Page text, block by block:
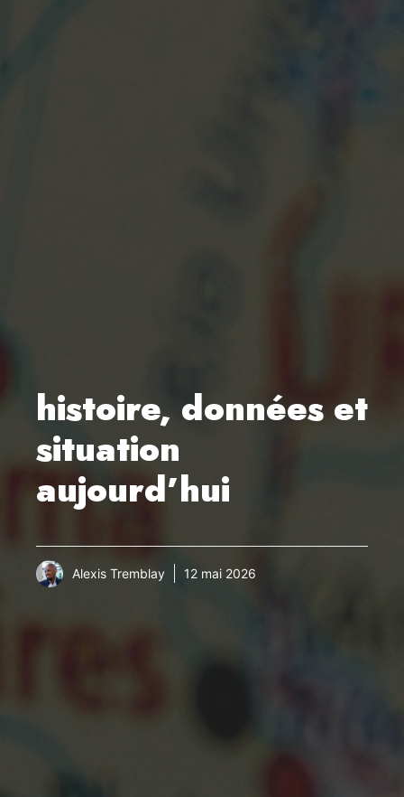
histoire, données et
situation
aujourd’hui
Alexis Tremblay 12 mai 2026